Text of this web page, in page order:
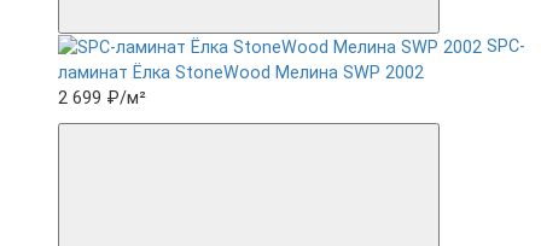
SPC-
ламинат Ëлка StoneWood Мелина SWP 2002
2 699 ₽/м²